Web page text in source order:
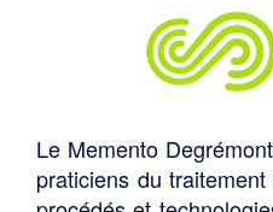
Le Memento
praticiens du